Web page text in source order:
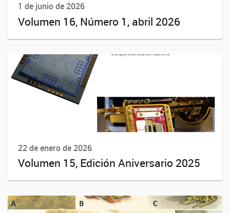
1 de junio de 2026
Volumen 16, Número 1, abril 2026
22 de enero de 2026
Volumen 15, Edición Aniversario 2025